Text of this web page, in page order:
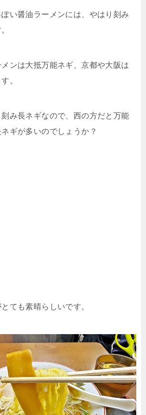
い醤油ラーメンには、やはり刻み
ンは大抵万能ネギ、京都や大阪は
。
み長ネギなので、西の方だと万能
ギが多いのでしょうか？
ても素晴らしいです。